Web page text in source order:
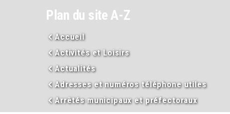
Plan du site A-Z
Accueil
Activités et Loisirs
Actualités
Adresses et numéros téléphone utiles
Arrêtés municipaux et préfectoraux